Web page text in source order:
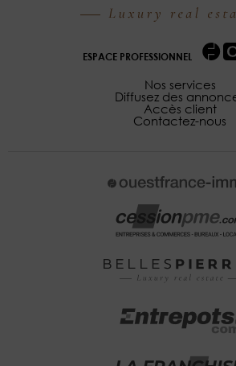
ESPACE PROFESSIONNEL
Nos services
Diffusez des
Accès client
Contactez-nous